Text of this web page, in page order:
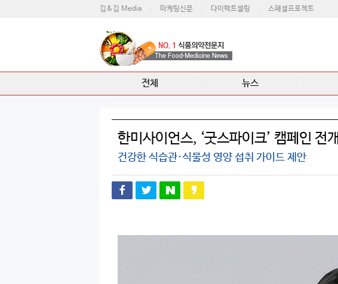
김&김 Media 마케팅신문 다이렉트셀링 스페셜프로젝트
전체 뉴스
한미사이언스, ‘굿스파이크’ 캠페인 전개
건강한 식습관·식물성 영양 섭취 가이드 제안